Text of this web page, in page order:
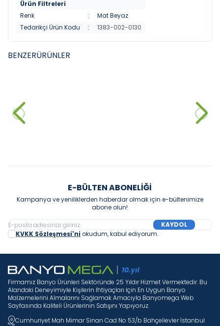
Ürün Filtreleri
Renk
:
Mat Beyaz
Tedarikçi Ürün Kodu
: 1383-002-0130
BENZERÜRÜNLER
26.640,00
E-BÜLTEN ABONELIĞI
Kampanya ve yeniliklerden haberdar olmak için e-bültenimize
abone olun!
KAYDOL
KVKK Sözleşmesi'ni okudum, kabul ediyorum.
Firmamız Banyo Ürünleri Sektöründe 25 Yıldır Hizmet Vermektedir. Bu
Alandaki Deneyimiyle Kişilerin Ihtiyaçları Için En Uygun Banyo
Malzemelerini Almalarını Sağlamak Amacıyla Banyomega Web
Sayfasında Kaliteli Ürünlerinin Satışını Yapıyoruz.
Cumhuriyet Mah Mimar Sinan Cad No 53/b Bahçelievler İstanbul